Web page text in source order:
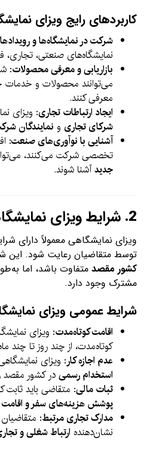
کاربردهای رایج ویزای
شرکت در نمایشگاه‌ها و
نمایشگاه‌های صنعتی، تجاری،
بازاریابی و معرفی محصولات:
می‌توانند محصولات و خدمات
معرفی کنند.
ایجاد ارتباطات تجاری: ویزای
شرکای تجاری و نمایندگان
آشنایی با نوآوری‌های صنعت:
تخصصی شرکت می‌کنند،
جدیدآشنا شوند.
2. شرایط ویزای
ویزای نمایشگاهی معمولاً دارای
توسط متقاضیان رعایت شود. این
کشور مقصد متفاوت باشد، اما
مشترک وجود دارد.
شرایط عمومی ویزای
اقامت کوتاه‌مدت: ویزای
کوتاه‌مدت، از چند روز تا چند
عدم اجازه کار: ویزای
استخدام رسمیدر کشور مقصد
ثبات مالی: متقاضی باید ثابت
پوشش هزینه‌های سفر و اقامت
مدارک تجاری مرتبط: متقاضیان
نشان‌دهنده ارتباط شغلی و